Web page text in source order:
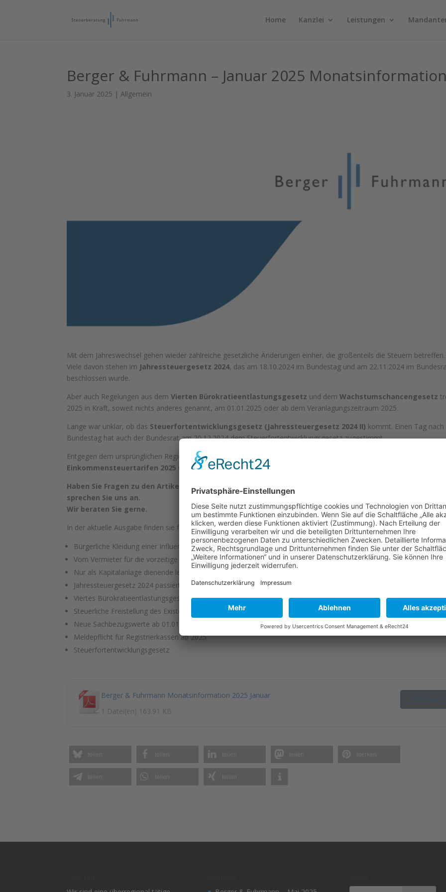
Home Kanzlei Leistungen
Berger & Fuhrmann – Januar 2025
3. Januar 2025 |Allgemein
Mit dem Jahreswechsel gehen wieder zahlreiche gesetzliche Änderungen einher, die großenteils die Steuern betreffen.
Viele davon stehen im Jahressteuergesetz 2024, das am 18.10.2024 im Bundestag und am 22.11.2024 im
beschlossen wurde.
Aber auch Regelungen aus demVierten Bürokratieentlastungsgesetz und demWachstumschancengesetz
2025 in Kraft, soweit nichts anderes genannt, am 01.01.2025 oder ab dem Veranlagungszeitraum 2025.
Lange war unklar, ob das Steuerfortentwicklungsgesetz (Jahressteuergesetz 2024 II) kommt. Einen Tag
Bundestag hat auch der Bundesrat am 20.12.2024 dem Steuerfortentwicklungsgesetz zugestimmt.
Entgegen dem ursprünglichen Regierungsentwurf enthält es nur noch die
Einkommensteuertarifen 2025 und 2026 und die Kindergelderhöhungen
Haben Sie Fragen zu den Artikeln dieser Ausgabe der Monatsinformation oder zu anderen Themen?
sprechen Sie uns an.
Wir beraten Sie gerne.
In der aktuelle Ausgabe finden sie folgende Themen:
Bürgerliche Kleidung einer Influencerin – Keine Betriebsausgaben
Vom Vermieter für die vorzeitige Aufgabe der Mietwohnung gezahlte Abfindung ist keine steuerbare Leistung
Nur als Kapitalanlage dienende leerstehende Wohnungen sind zweitwohnungsteuerfrei
Jahressteuergesetz 2024 passiert den Bundesrat
Viertes Bürokratieentlastungsgesetz
Steuerliche Freistellung des Existenzminimums 2024
Neue Sachbezugswerte ab 01.01.2025
Meldepflicht für Registrierkassen ab 2025
Steuerfortentwicklungsgesetz
Berger & Fuhrmann Monatsinformation 2025 Januar
1 Datei(en) 163.91 KB